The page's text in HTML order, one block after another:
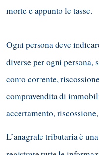
morte e appunto le tasse.
Ogni persona deve
diverse per ogni persona,
conto corrente,
compravendita di
accertamento,
L’anagrafe tributaria è